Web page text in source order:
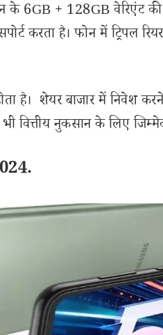
के 6GB + 128GB वेरिएंट
करता है। फोन में ट्रिपल
है। शेयर बाजार में निवेश
नुकसान के लिए